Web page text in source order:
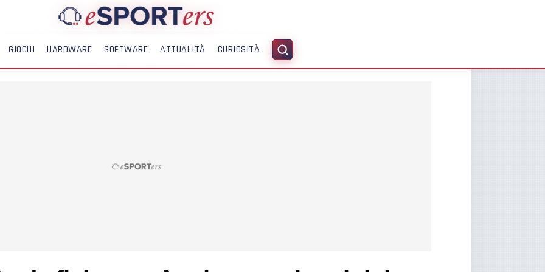
GIOCHI HARDWARE SOFTWARE ATTUALITÀ CURIOSITÀ